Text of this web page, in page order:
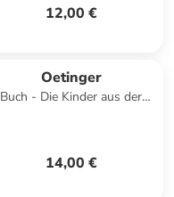
12,00 €
Oetinger
Buch - Die Kinder aus der
14,00 €